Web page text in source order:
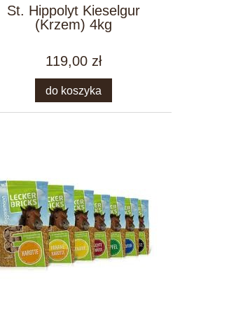
St. Hippolyt Kieselgur
(Krzem) 4kg
119,00 zł
do koszyka